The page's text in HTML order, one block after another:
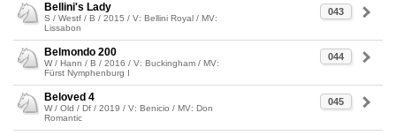
043
Bellini's Lady
S / Westf / B / 2015 / V: Bellini Royal / MV:
Lissabon
044
Belmondo 200
W / Hann / B / 2016 / V: Buckingham / MV:
Fürst Nymphenburg I
045
Beloved 4
W / Old / Df / 2019 / V: Benicio / MV: Don
Romantic